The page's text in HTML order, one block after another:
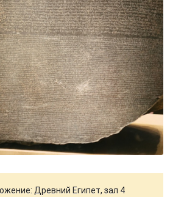
Древний Египет, зал 4